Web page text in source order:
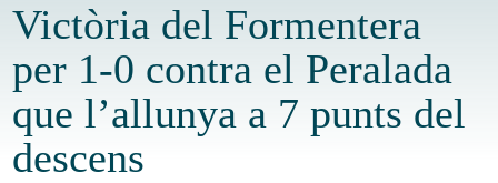
Victòria del Formentera
per 1-0 contra el Peralada
que l’allunya a 7 punts del
descens